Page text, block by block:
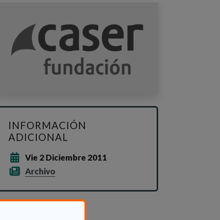
INFORMACIÓN
ADICIONAL
Vie 2 Diciembre 2011
Archivo